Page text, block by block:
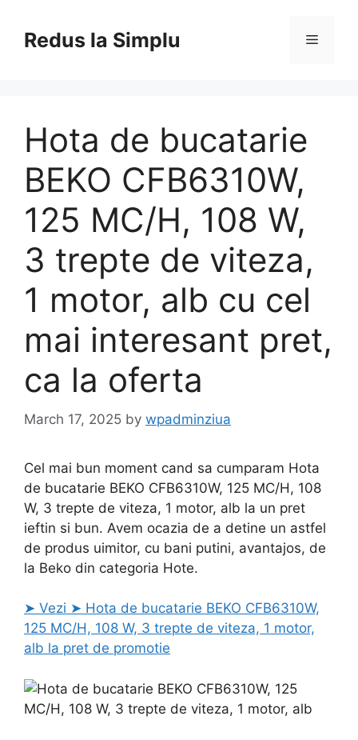
contentRedus la Simplu Menu
Hota de bucatarie
BEKO CFB6310W,
125 MC/H, 108 W,
3 trepte de viteza,
1 motor, alb cu cel
mai interesant pret,
ca la oferta
March 17, 2025 by wpadminziua
Cel mai bun moment cand sa cumparam Hota
de bucatarie BEKO CFB6310W, 125 MC/H, 108
W, 3 trepte de viteza, 1 motor, alb la un pret
ieftin si bun. Avem ocazia de a detine un astfel
de produs uimitor, cu bani putini, avantajos, de
la Beko din categoria Hote.
➤ Vezi ➤ Hota de bucatarie BEKO CFB6310W,
125 MC/H, 108 W, 3 trepte de viteza, 1 motor,
alb la pret de promotie